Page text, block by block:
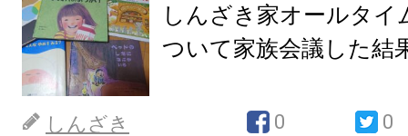
しんざき家オールタイ
ついて家族会議した結
しんざき 0 0